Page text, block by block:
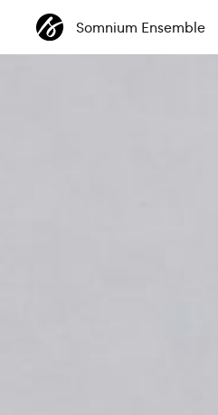
Somnium Ensemble